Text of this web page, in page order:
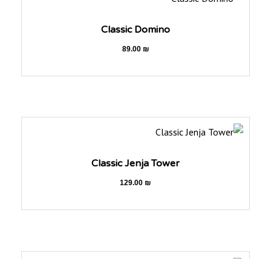
Classic Domino
89.00₪
Classic Jenja Tower
129.00₪